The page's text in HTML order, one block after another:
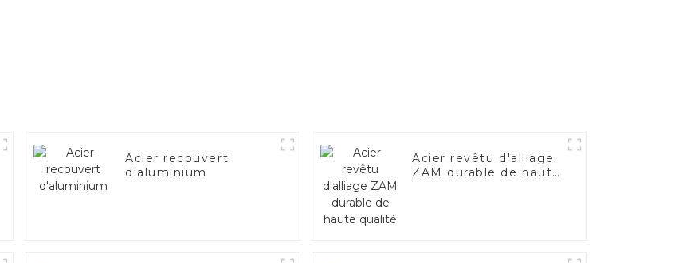
Acier recouvert
d'aluminium
Acier revêtu d'alliage
ZAM durable de haute